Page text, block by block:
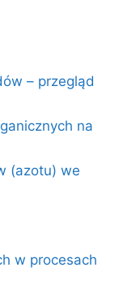
– przegląd
na
(azotu) we
w procesach